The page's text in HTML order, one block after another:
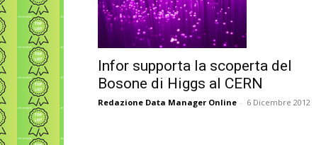
Infor supporta la scoperta del
Bosone di Higgs al CERN
Redazione Data Manager Online - 6 Dicembre 2012